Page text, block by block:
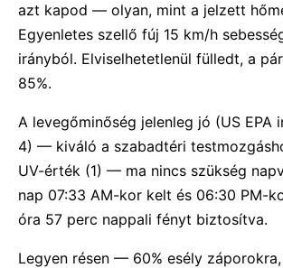
azt kapod — olyan, mint a jelzett
Egyenletes szellő fúj 15 km/h
irányból. Elviselhetetlenül fülledt, a
85%.
A levegőminőség jelenleg jó (US EPA
4) — kiváló a szabadtéri
UV-érték (1) — ma nincs szükség
nap 07:33 AM-kor kelt és 06:30 PM-
óra 57 perc nappali fényt biztosítva.
Legyen résen — 60% esély